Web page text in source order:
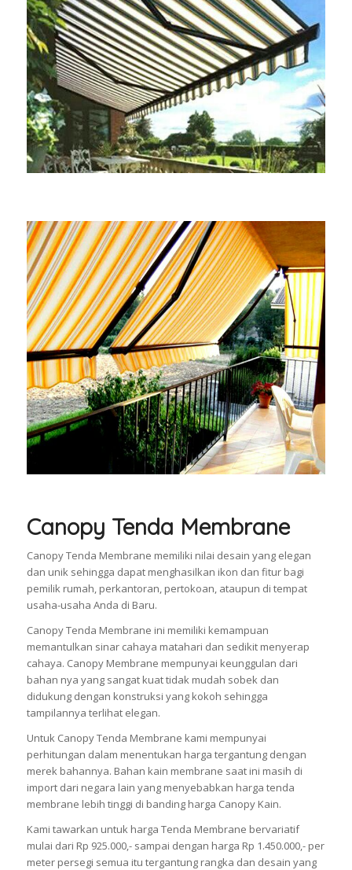
Canopy Tenda Membrane
Canopy Tenda Membrane memiliki nilai desain yang elegan
dan unik sehingga dapat menghasilkan ikon dan fitur bagi
pemilik rumah, perkantoran, pertokoan, ataupun di tempat
usaha-usaha Anda di Baru.
Canopy Tenda Membrane ini memiliki kemampuan
memantulkan sinar cahaya matahari dan sedikit menyerap
cahaya. Canopy Membrane mempunyai keunggulan dari
bahan nya yang sangat kuat tidak mudah sobek dan
didukung dengan konstruksi yang kokoh sehingga
tampilannya terlihat elegan.
Untuk Canopy Tenda Membrane kami mempunyai
perhitungan dalam menentukan harga tergantung dengan
merek bahannya. Bahan kain membrane saat ini masih di
import dari negara lain yang menyebabkan harga tenda
membrane lebih tinggi di banding harga Canopy Kain.
Kami tawarkan untuk harga Tenda Membrane bervariatif
mulai dari Rp 925.000,- sampai dengan harga Rp 1.450.000,- per
meter persegi semua itu tergantung rangka dan desain yang